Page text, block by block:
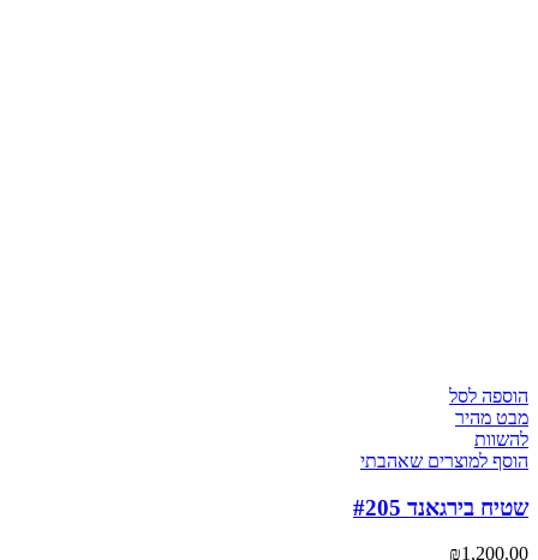
הוספה לסל
מבט מהיר
להשוות
הוסף למוצרים שאהבתי
שטיח בירגאנד #205
₪1,200.00